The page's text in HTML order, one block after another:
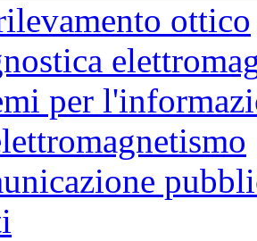
ottico
per